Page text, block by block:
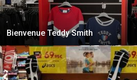
Bienvenue Teddy Smith